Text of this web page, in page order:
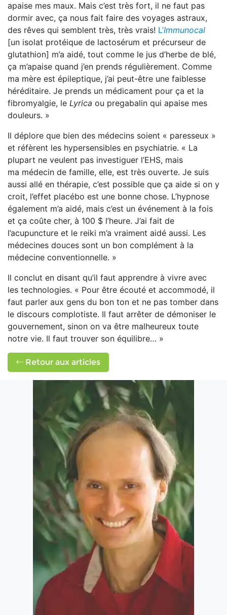
apaise mes maux. Mais c’est très fort, il ne faut pas
dormir avec, ça nous fait faire des voyages astraux,
des rêves qui semblent très, très vrais! L’Immunocal
[un isolat protéique de lactosérum et précurseur de
glutathion] m’a aidé, tout comme le jus d’herbe de blé,
ça m’apaise quand j’en prends régulièrement. Comme
ma mère est épileptique, j’ai peut-être une faiblesse
héréditaire. Je prends un médicament pour ça et la
fibromyalgie, le Lyrica ou pregabalin qui apaise mes
douleurs. »
Il déplore que bien des médecins soient « paresseux »
et réfèrent les hypersensibles en psychiatrie. « La
plupart ne veulent pas investiguer l’EHS, mais
ma médecin de famille, elle, est très ouverte. Je suis
aussi allé en thérapie, c’est possible que ça aide si on y
croit, l’effet placébo est une bonne chose. L’hypnose
également m’a aidé, mais c’est un événement à la fois
et ça coûte cher, à 100 $ l’heure. J’ai fait de
l’acupuncture et le reiki m’a vraiment aidé aussi. Les
médecines douces sont un bon complément à la
médecine conventionnelle. »
Il conclut en disant qu’il faut apprendre à vivre avec
les technologies. « Pour être écouté et accommodé, il
faut parler aux gens du bon ton et ne pas tomber dans
le discours complotiste. Il faut arrêter de démoniser le
gouvernement, sinon on va être malheureux toute
notre vie. Il faut trouver son équilibre… »
Retour aux articles